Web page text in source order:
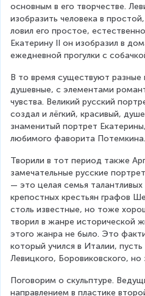
основным в его творчестве.
изобразить человека в
ловил его простое,
Екатерину II он изобразил в
ежедневной прогулки с
В то время существуют разные
душевные, с элементами
чувства. Великий русский
создал и лёгкий, красивый,
знаменитый портрет
любимого фаворита Потемкина.
Творили в тот период также
замечательные русские
— это целая семья
крепостных крестьян графов
столь известные, но тоже
творил в жанре исторической
этого жанра не было. Это
который учился в Италии,
Левицкого, Боровиковского,
Поговорим о скульптуре.
направлением в пластике